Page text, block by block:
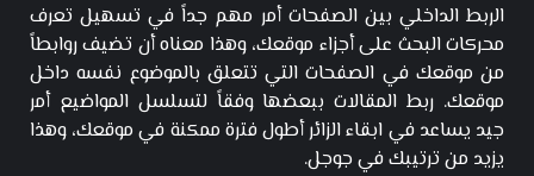
الربط الداخلي بين الصفحات أمر مهم جداً في تسهيل تعرف
محركات البحث على أجزاء موقعك، وهذا معناه أن تضيف روابطاً
من موقعك في الصفحات التي تتعلق بالموضوع نفسه داخل
موقعك. ربط المقالات ببعضها وفقاً لتسلسل المواضيع أمر
جيد يساعد في ابقاء الزائر أطول فترة ممكنة في موقعك، وهذا
يزيد من ترتيبك في جوجل.